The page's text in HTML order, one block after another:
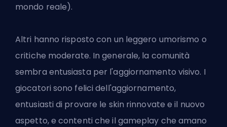
mondo reale).
Altri hanno risposto con un leggero umorismo o
critiche moderate. In generale, la comunità
sembra entusiasta per l'aggiornamento visivo. I
giocatori sono felici dell'aggiornamento,
entusiasti di provare le skin rinnovate e il nuovo
aspetto, e contenti che il gameplay che amano